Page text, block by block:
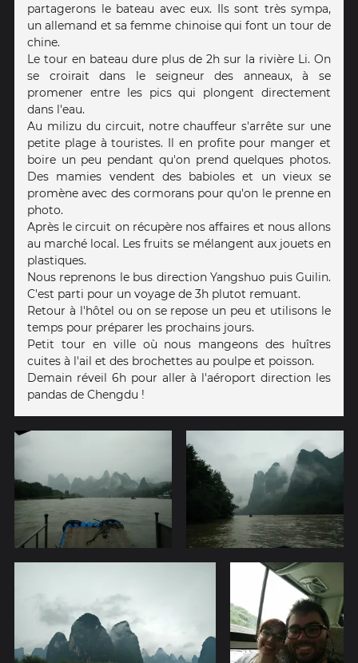
partagerons le bateau avec eux. Ils sont très sympa,
un allemand et sa femme chinoise qui font un tour de
chine.
Le tour en bateau dure plus de 2h sur la rivière Li. On
se croirait dans le seigneur des anneaux, à se
promener entre les pics qui plongent directement
dans l'eau.
Au milizu du circuit, notre chauffeur s'arrête sur une
petite plage à touristes. Il en profite pour manger et
boire un peu pendant qu'on prend quelques photos.
Des mamies vendent des babioles et un vieux se
promène avec des cormorans pour qu'on le prenne en
photo.
Après le circuit on récupère nos affaires et nous allons
au marché local. Les fruits se mélangent aux jouets en
plastiques.
Nous reprenons le bus direction Yangshuo puis Guilin.
C'est parti pour un voyage de 3h plutot remuant.
Retour à l'hôtel ou on se repose un peu et utilisons le
temps pour préparer les prochains jours.
Petit tour en ville où nous mangeons des huîtres
cuites à l'ail et des brochettes au poulpe et poisson.
Demain réveil 6h pour aller à l'aéroport direction les
pandas de Chengdu !